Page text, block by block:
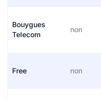
Bouygues
Telecom
non
Free non